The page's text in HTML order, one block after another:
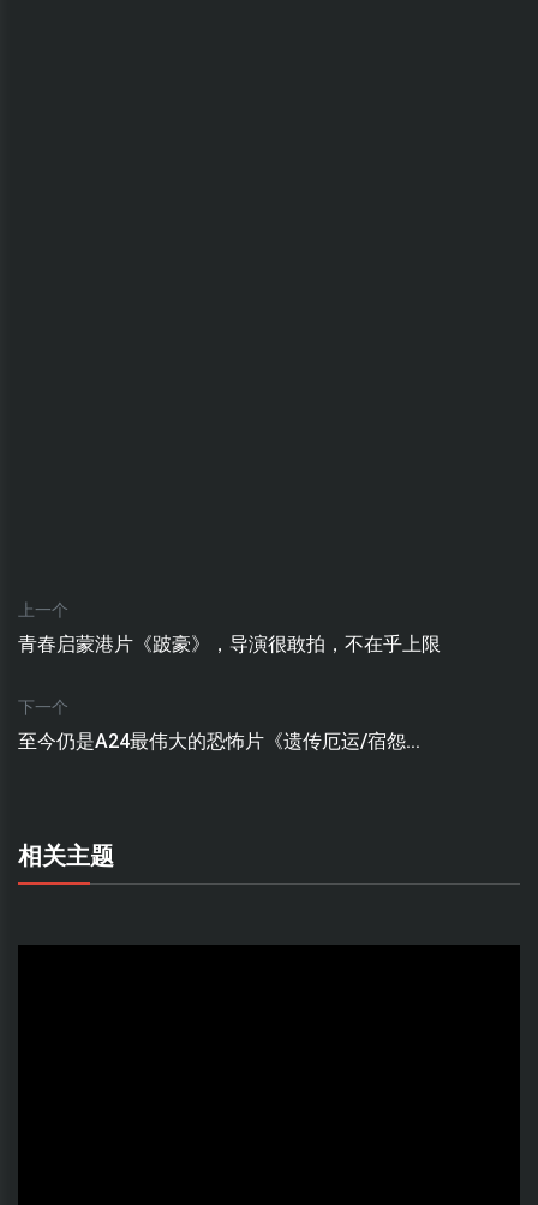
上一个
青春启蒙港片《跛豪》，导演很敢拍，不在乎上限
下一个
至今仍是A24最伟大的恐怖片《遗传厄运/宿怨...
相关主题